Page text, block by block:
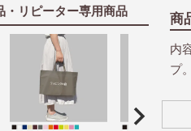
・リピーター専用商品 商
内
プ